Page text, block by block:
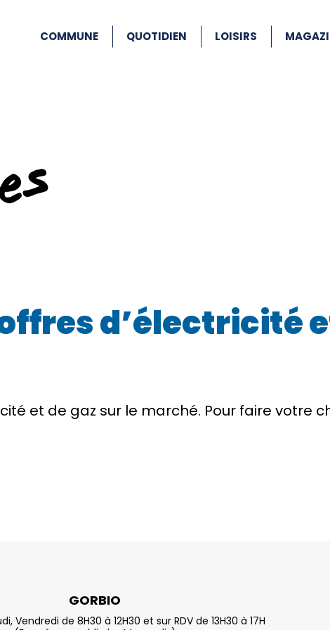
COMMUNE QUOTIDIEN LOISIRS
d’électricité
et de gaz sur le marché. Pour faire votre
GORBIO
Vendredi de 8H30 à 12H30 et sur RDV de 13H30 à 17H